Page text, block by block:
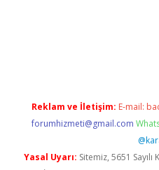
Reklam ve İletişim: E-mail:
forumhizmeti@gmail.com
Yasal Uyarı: Sitemiz, 5651